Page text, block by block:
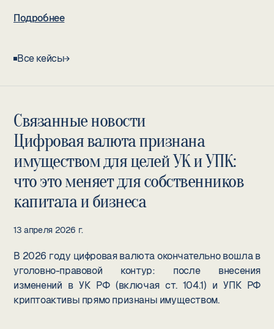
одного из основных принципов уголовного
стороне обвинения. Все неясности и сомнения,
тщательная правовая защита и внимательное
отношение к процессуальным нюансам могут
кардинально изменить исход дела, восстановив
справедливость и права граждан.
Подробнее
Все кейсы
Связанные новости
Цифровая валюта признана
имуществом для целей УК и УПК:
что это меняет для собственников
капитала и бизнеса
13 апреля 2026 г.
В 2026 году цифровая валюта окончательно вошла в
уголовно-правовой контур: после внесения
изменений в УК РФ (включая ст. 104.1) и УПК РФ
криптоактивы прямо признаны имуществом.